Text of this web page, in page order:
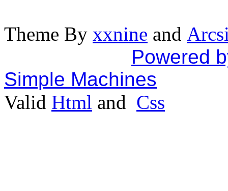
Theme By xxnine and
Powered
Simple Machines
Valid Html and Css